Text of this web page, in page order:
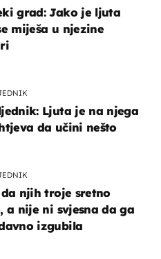
grad: Jako je ljuta
miješa u njezine
Ljuta je na njega
da učini nešto
njih troje sretno
a nije ni svjesna da ga
izgubila